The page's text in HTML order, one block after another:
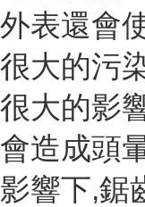
外表還會
很大的污
很大的影
會造成頭
影響下,鋸